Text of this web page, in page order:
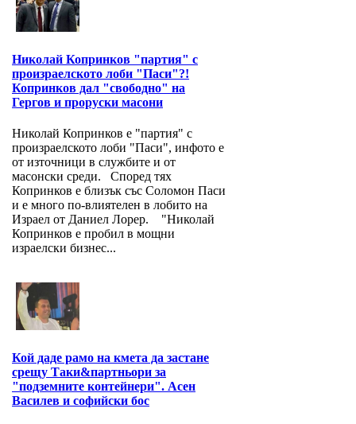
Николай Копринков "партия" с
произраелското лоби "Паси"?!
Копринков дал "свободно" на
Гергов и проруски масони
Николай Копринков е "партия" с
произраелското лоби "Паси", инфото е
от източници в службите и от
масонски среди. Според тях
Копринков е близък със Соломон Паси
и е много по-влиятелен в лобито на
Израел от Даниел Лорер. "Николай
Копринков е пробил в мощни
израелски бизнес...
Кой даде рамо на кмета да застане
срещу Таки&партньори за
"подземните контейнери". Асен
Василев и софийски бос